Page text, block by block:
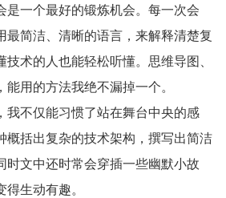
是一个最好的锻炼机会。每一次会
最简洁、清晰的语言，来解释清楚复
术的人也能轻松听懂。思维导图、
用的方法我绝不漏掉一个。
我不仅能习惯了站在舞台中央的感
概括出复杂的技术架构，撰写出简洁
时文中还时常会穿插一些幽默小故
生动有趣。